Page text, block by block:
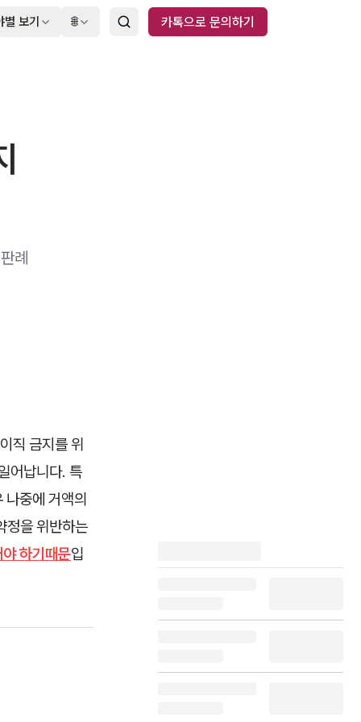
별 보기 🌐 카톡으로 문의하기
례
직 금지를 위
어납니다. 특
나중에 거액의
정을 위반하는
하기때문입